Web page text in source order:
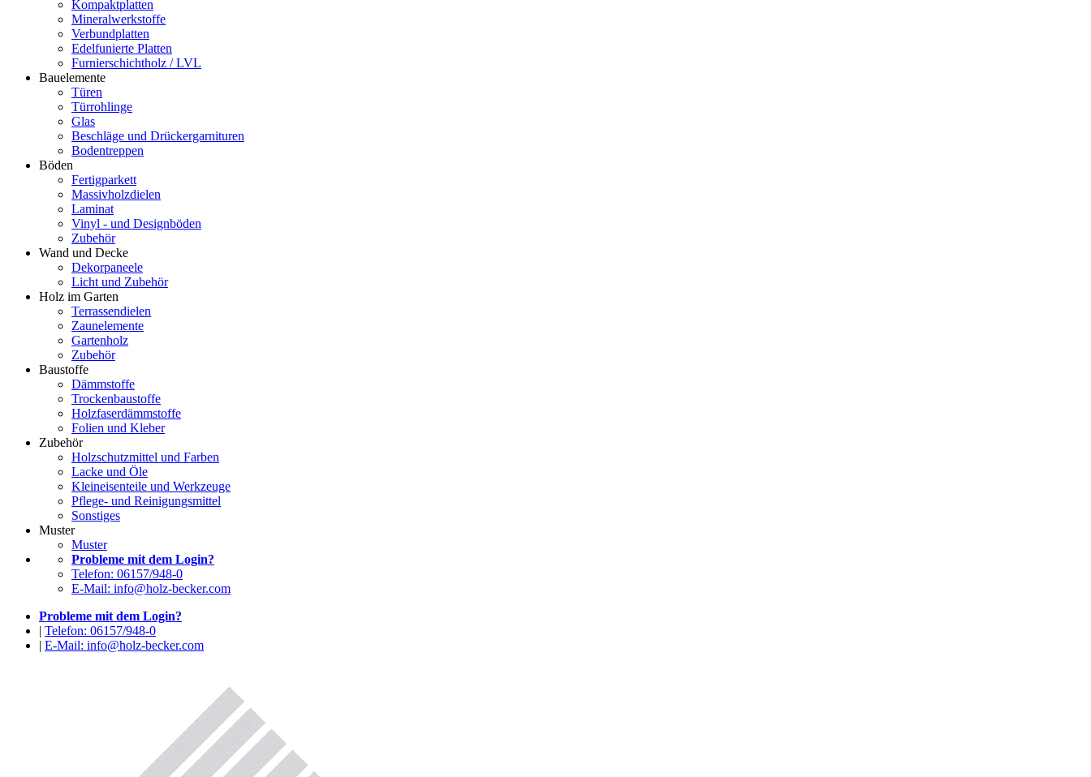
Kompaktplatten
Mineralwerkstoffe
Verbundplatten
Edelfunierte Platten
Furnierschichtholz / LVL
Bauelemente
Türen
Türrohlinge
Glas
Beschläge und Drückergarnituren
Bodentreppen
Böden
Fertigparkett
Massivholzdielen
Laminat
Vinyl - und Designböden
Zubehör
Wand und Decke
Dekorpaneele
Licht und Zubehör
Holz im Garten
Terrassendielen
Zaunelemente
Gartenholz
Zubehör
Baustoffe
Dämmstoffe
Trockenbaustoffe
Holzfaserdämmstoffe
Folien und Kleber
Zubehör
Holzschutzmittel und Farben
Lacke und Öle
Kleineisenteile und Werkzeuge
Pflege- und Reinigungsmittel
Sonstiges
Muster
Muster
Probleme mit dem Login?
Telefon: 06157/948-0
E-Mail: info@holz-becker.com
Probleme mit dem Login?
| Telefon: 06157/948-0
| E-Mail: info@holz-becker.com